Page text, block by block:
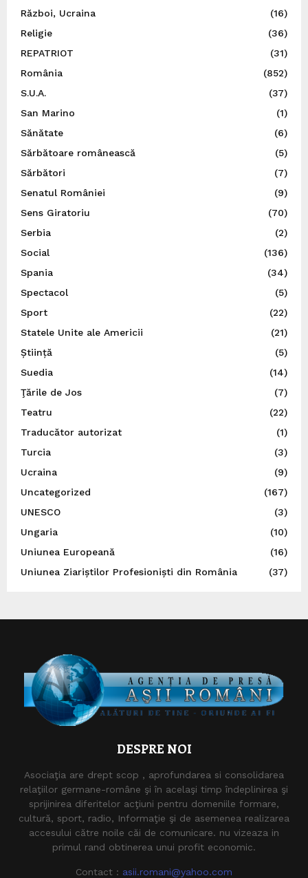
Război, Ucraina
(16)
Religie
(36)
REPATRIOT
(31)
România
(852)
S.U.A.
(37)
San Marino
(1)
Sănătate
(6)
Sărbătoare românească
(5)
Sărbători
(7)
Senatul României
(9)
Sens Giratoriu
(70)
Serbia
(2)
Social
(136)
Spania
(34)
Spectacol
(5)
Sport
(22)
Statele Unite ale Americii
(21)
Știință
(5)
Suedia
(14)
Ţările de Jos
(7)
Teatru
(22)
Traducător autorizat
(1)
Turcia
(3)
Ucraina
(9)
Uncategorized
(167)
UNESCO
(3)
Ungaria
(10)
Uniunea Europeană
(16)
Uniunea Ziariștilor Profesioniști din România
(37)
DESPRE NOI
Asociaţia are drept scop , aprofundarea si consolidarea
relaţiilor germane-române şi în acelaşi timp îndeplinirea şi
sprijinirea diferitelor acţiuni pentru domeniile formare,
cultură, sport, radio, Informaţie şi de asemenea realizarea
accesului către noile căi de comunicare. nu vizeaza in
primul rand obtinerea unui profit economic.
Contact : asii.romani@yahoo.com